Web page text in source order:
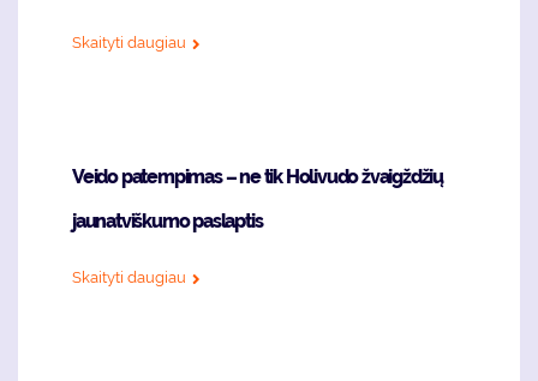
Skaityti daugiau
Veido patempimas – ne tik Holivudo žvaigždžių
jaunatviškumo paslaptis
Skaityti daugiau